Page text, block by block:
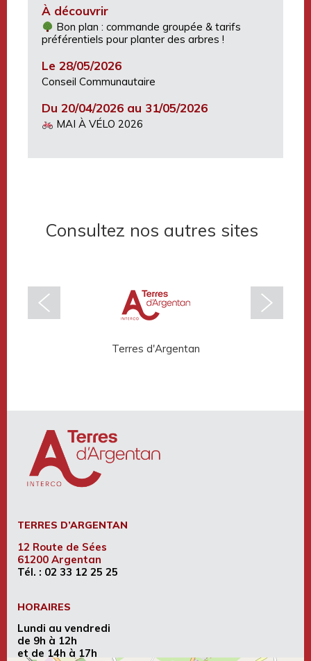
À découvrir
Bon plan : commande groupée & tarifs
préférentiels pour planter des arbres !
Le 28/05/2026
Conseil Communautaire
Du 20/04/2026 au 31/05/2026
MAI À VÉLO 2026
Consultez nos autres sites
Terres d'Argentan
TERRES D’ARGENTAN
12 Route de Sées
61200 Argentan
Tél. : 02 33 12 25 25
HORAIRES
Lundi au vendredi
de 9h à 12h
et de 14h à 17h